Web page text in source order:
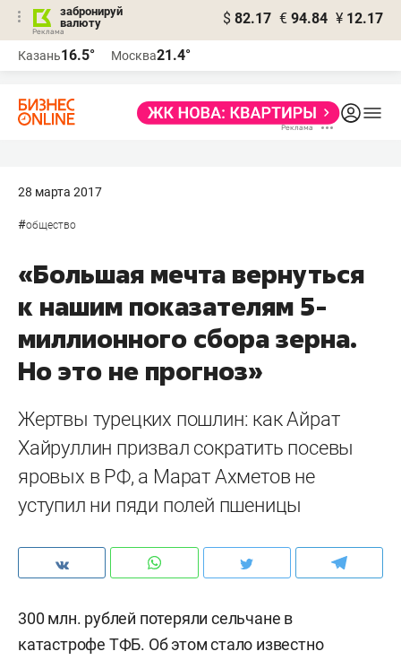
забронируй
валюту
$ 82.17 € 94.84 ¥ 12.17
Казань16.5° Москва21.4°
28 марта 2017
#общество
«Большая мечта вернуться
к нашим показателям 5-
миллионного сбора зерна.
Но это не прогноз»
Жертвы турецких пошлин: как Айрат
Хайруллин призвал сократить посевы
яровых в РФ, а Марат Ахметов не
уступил ни пяди полей пшеницы
300 млн. рублей потеряли сельчане в
катастрофе ТФБ. Об этом стало известно